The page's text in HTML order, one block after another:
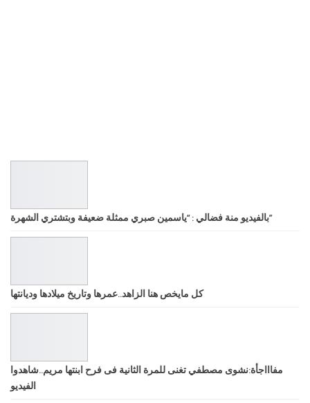
بالفيديو منة فضالي : “ياسمين صبري ممثلة ضعيفة وبتشتري الشهرة”
كل مايخص هنا الزاهد..عمرها وتاريخ ميلادها وديانتها
مفاااجأة:نشوى مصطفي تغنى للمرة الثانية فى فرح ابنتها مريم..شاهدوا
الفيديو